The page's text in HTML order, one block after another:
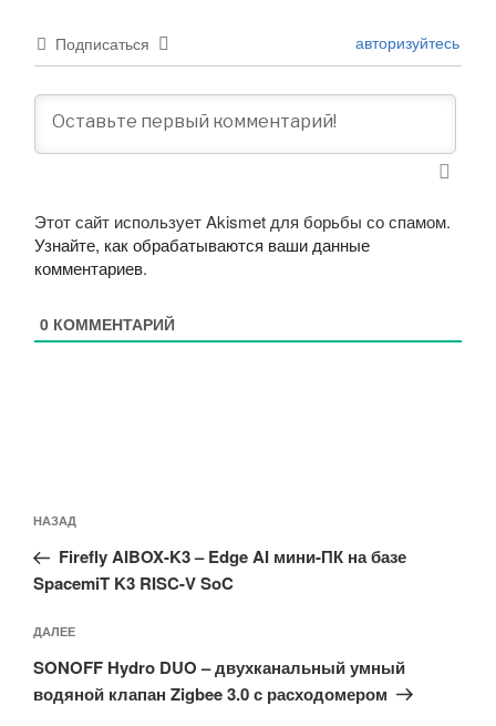
Подписаться авторизуйтесь
Этот сайт использует Akismet для борьбы со спамом.
Узнайте, как обрабатываются ваши данные
комментариев.
0 КОММЕНТАРИЙ
по
записям
Предыдущая
запись:
НАЗАД
Firefly AIBOX-K3 – Edge AI мини-ПК на базе
SpacemiT K3 RISC-V SoC
Следующая
запись
ДАЛЕЕ
SONOFF Hydro DUO – двухканальный умный
водяной клапан Zigbee 3.0 с расходомером